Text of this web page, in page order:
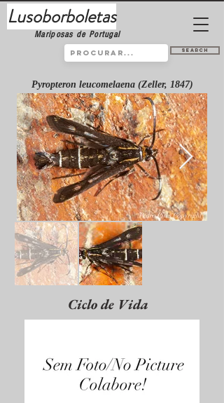
Lusoborboletas
Mariposas de Portugal
Search
Pyropteron leucomelaena (Zeller, 1847)
Ciclo de Vida